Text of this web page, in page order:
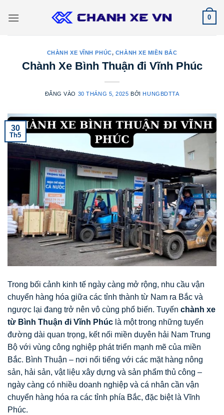
qua
0
CHÀNH XE VĨNH PHÚC, CHÀNH XE MIỀN BẮC
Chành Xe Bình Thuận đi Vĩnh Phúc
ĐĂNG VÀO 30 THÁNG 5, 2025 BỞIHUNGBDTTA
30
Th5
Trong bối cảnh kinh tế ngày càng mở rộng, nhu cầu vận
chuyển hàng hóa giữa các tỉnh thành từ Nam ra Bắc và
ngược lại đang trở nên vô cùng phổ biến. Tuyến chành xe
từ Bình Thuận đi Vĩnh Phúc là một trong những tuyến
đường dài quan trọng, kết nối miền duyên hải Nam Trung
Bộ với vùng công nghiệp phát triển mạnh mẽ của miền
Bắc. Bình Thuận – nơi nổi tiếng với các mặt hàng nông
sản, hải sản, vật liệu xây dựng và sản phẩm thủ công –
ngày càng có nhiều doanh nghiệp và cá nhân cần vận
chuyển hàng hóa ra các tỉnh phía Bắc, đặc biệt là Vĩnh
Phúc.